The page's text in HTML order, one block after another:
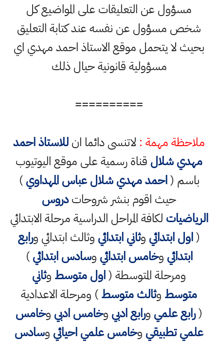
مسؤول عن التعليقات على المواضيع كل
شخص مسؤول عن نفسه عند كتابة التعليق
بحيث لا يتحمل موقع الاستاذ احمد مهدي اي
مسؤولية قانونية حيال ذلك
==========
ملاحظة مهمة : لاتنسى دائما انللاستاذ احمد
مهدي شلال قناة رسمية على موقع اليوتيوب
باسم (احمد مهدي شلال عباس المهداوي)
حيث اقوم بنشر شروحاتدروس
الرياضيات لكافة المراحل الدراسية مرحلة الابتدائي
(اول ابتدائي وثاني ابتدائي وثالث ابتدائي ورابع
ابتدائي وخامس ابتدائي وسادس ابتدائي)
ومرحلة المتوسطة (اول متوسط وثاني
متوسط وثالث متوسط) ومرحلة الاعدادية
(رابع علمي ورابع ادبي وخامس ادبي وخامس
علمي تطبيقي وخامس علمي احيائي وسادس